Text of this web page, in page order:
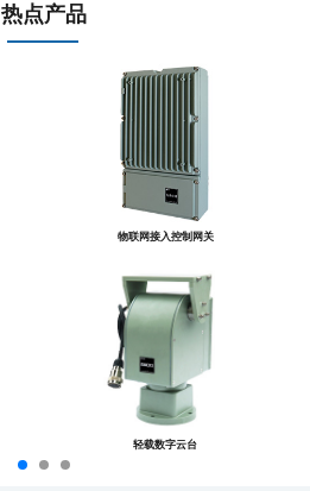
热点产品
物联网接入控制网关
轻载数字云台